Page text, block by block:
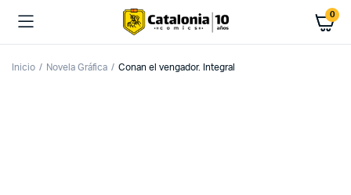
0
Inicio Novela Gráfica Conan el vengador. Integral